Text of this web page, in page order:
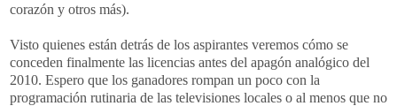
corazón y otros más).
Visto quienes están detrás de los aspirantes veremos cómo se
conceden finalmente las licencias antes del apagón analógico del
2010. Espero que los ganadores rompan un poco con la
programación rutinaria de las televisiones locales o al menos que no